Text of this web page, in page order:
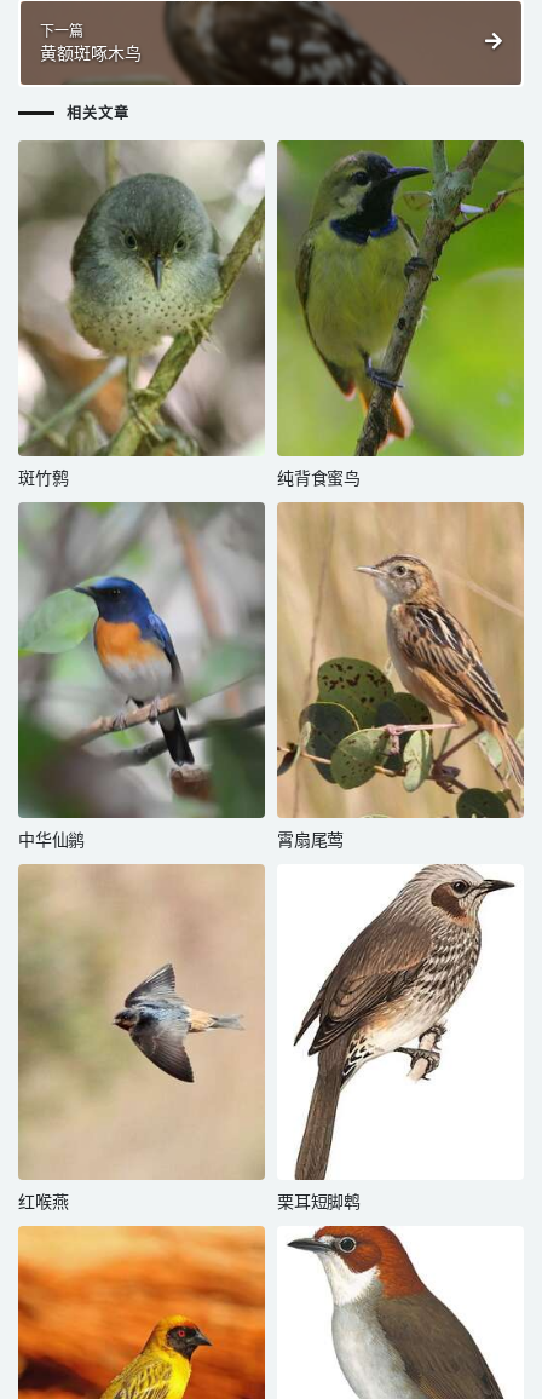
下一篇
黄额斑啄木鸟
相关文章
斑竹鹩 纯背食蜜鸟
中华仙鹟 霄扇尾莺
红喉燕 栗耳短脚鹎